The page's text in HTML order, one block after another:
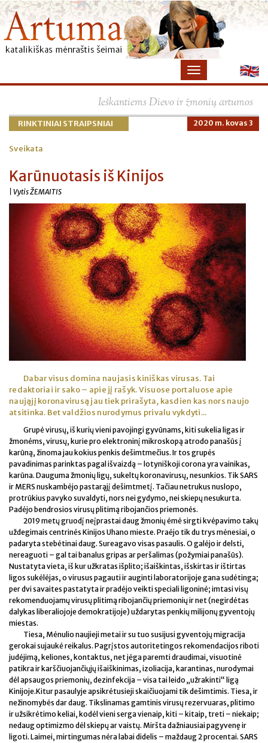
Ieškantiems Dievo ir žmonių artumos
RINKTINIAI STRAIPSNIAI 2020 m. kovas 3
Sveikata
Karūnuotasis iš Kinijos
| Vytis ŽEMAITIS
Dabar visus domina naujasis kiniškas virusas. Tai
redaktoriai ir sako – apie jį rašyk. Visuose portaluose apie
naująjį koronavirusą jau tiek prirašyta, kasdien kas nors naujo
atsitinka. Bet valdžios nurodymus privalu vykdyti...
Grupė virusų, iš kurių vieni pavojingi gyvūnams, kiti sukelia ligas ir
žmonėms, virusų, kurie pro elektroninį mikroskopą atrodo panašūs į
karūną, žinoma jau kokius penkis dešimtmečius. Ir tos grupės
pavadinimas parinktas pagal išvaizdą – lotyniškoji corona yra vainikas,
karūna. Dauguma žmonių ligų, sukeltų koronavirusų, nesunkios. Tik SARS
ir MERS nuskambėjo pastarąjį dešimtmetį. Tačiau netrukus nuslopo,
protrūkius pavyko suvaldyti, nors nei gydymo, nei skiepų nesukurta.
Padėjo bendrosios virusų plitimą ribojančios priemonės.
2019 metų gruodį neįprastai daug žmonių ėmė sirgti kvėpavimo takų
uždegimais centrinės Kinijos Uhano mieste. Praėjo tik du trys mėnesiai, o
padaryta stebėtinai daug. Sureagavo visas pasaulis. O galėjo ir delsti,
nereaguoti – gal tai banalus gripas ar peršalimas (požymiai panašūs).
Nustatyta vieta, iš kur užkratas išplito; išaiškintas, išskirtas ir ištirtas
ligos sukėlėjas, o virusus pagauti ir auginti laboratorijoje gana sudėtinga;
per dvi savaites pastatyta ir pradėjo veikti speciali ligoninė; imtasi visų
rekomenduojamų virusų plitimą ribojančių priemonių ir net (negirdėtas
dalykas liberaliojoje demokratijoje) uždarytas penkių milijonų gyventojų
miestas.
Tiesa, Mėnulio naujieji metai ir su tuo susijusi gyventojų migracija
gerokai sujaukė reikalus. Pagrįstos autoritetingos rekomendacijos riboti
judėjimą, keliones, kontaktus, net jėga paremti draudimai, visuotinė
patikra ir karščiuojančiųjų išaiškinimas, izoliacija, karantinas, nurodymai
dėl apsaugos priemonių, dezinfekcija – visa tai leido „užrakinti“ ligą
Kinijoje.Kitur pasaulyje apsikrėtusieji skaičiuojami tik dešimtimis. Tiesa, ir
nežinomybės dar daug. Tikslinamas gamtinis virusų rezervuaras, plitimo
ir užsikrėtimo keliai, kodėl vieni serga vienaip, kiti – kitaip, treti – niekaip;
nedaug optimizmo dėl skiepų ar vaistų. Miršta dažniausiai pagyvenę ir
ligoti. Laimei, mirtingumas nėra labai didelis – maždaug 2 procentai. SARS
×